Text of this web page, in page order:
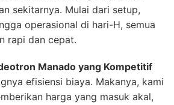
sekitarnya. Mulai dari setup,
operasional di hari-H, semua
rapi dan cepat.
Manado yang Kompetitif
efisiensi biaya. Makanya, kami
harga yang masuk akal,